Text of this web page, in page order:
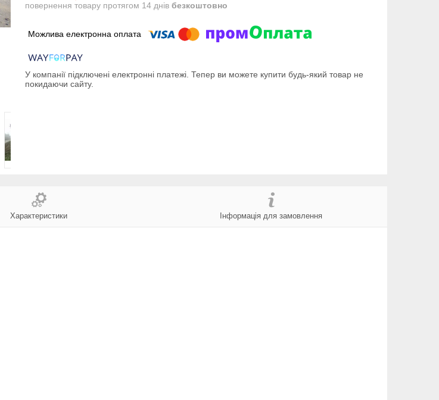
повернення товару протягом 14 днів безкоштовно
У компанії підключені електронні платежі. Тепер ви можете купити будь-який товар не
покидаючи сайту.
Характеристики Інформація для замовлення